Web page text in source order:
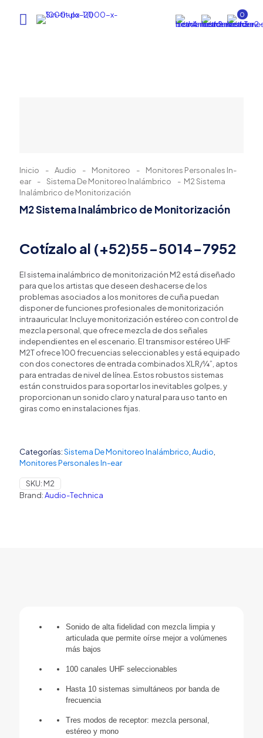
0
Inicio - Audio - Monitoreo -
Monitores Personales In-
ear
- Sistema De Monitoreo Inalámbrico - M2 Sistema
Inalámbrico de Monitorización
M2 Sistema Inalámbrico de Monitorización
Cotízalo al (+52)55-5014-7952
El sistema inalámbrico de monitorización M2 está diseñado
para que los artistas que deseen deshacerse de los
problemas asociados a los monitores de cuña puedan
disponer de funciones profesionales de monitorización
intraauricular. Incluye monitorización estéreo con control de
mezcla personal, que ofrece mezcla de dos señales
independientes en el escenario. El transmisor estéreo UHF
M2T ofrece 100 frecuencias seleccionables y está equipado
con dos conectores de entrada combinados XLR/¼”, aptos
para entradas de nivel de línea. Estos robustos sistemas
están construidos para soportar los inevitables golpes, y
proporcionan un sonido claro y natural para uso tanto en
giras como en instalaciones fijas.
Categorías:Sistema De Monitoreo Inalámbrico Audio
Monitores Personales In-ear
SKU: M2
Brand:Audio-Technica
Sonido de alta fidelidad con mezcla limpia y
articulada que permite oírse mejor a volúmenes
más bajos
100 canales UHF seleccionables
Hasta 10 sistemas simultáneos por banda de
frecuencia
Tres modos de receptor: mezcla personal,
estéreo y mono